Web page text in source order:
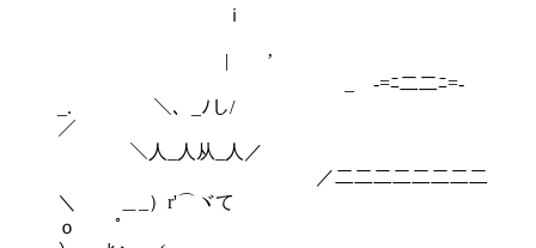
ｉ
| ’
_ -=ﾆ二二ﾆ=-
_. ＼、_ﾉし/
／
＼人_人从_人／
／二二二二二二二二
＼ ＿_）r'⌒ヾて
ｏ ﾟ